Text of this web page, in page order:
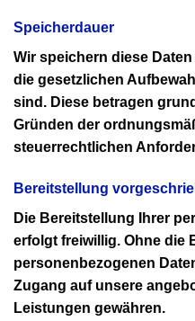
Speicherdauer
Wir speichern diese
die gesetzlichen
sind. Diese betragen
Gründen der
steuerrechtlichen
Bereitstellung
Die Bereitstellung Ihrer
erfolgt freiwillig. Ohne die
personenbezogenen
Zugang auf unsere
Leistungen gewähren.